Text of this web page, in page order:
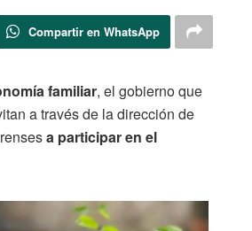
Compartir en WhatsApp
familiar, el gobierno que
a través de la dirección de
a participar en el